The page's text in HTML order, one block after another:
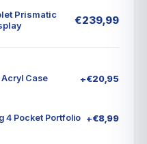
Prismatic
€239,99
Acryl Case +€20,95
4 Pocket Portfolio +€8,99